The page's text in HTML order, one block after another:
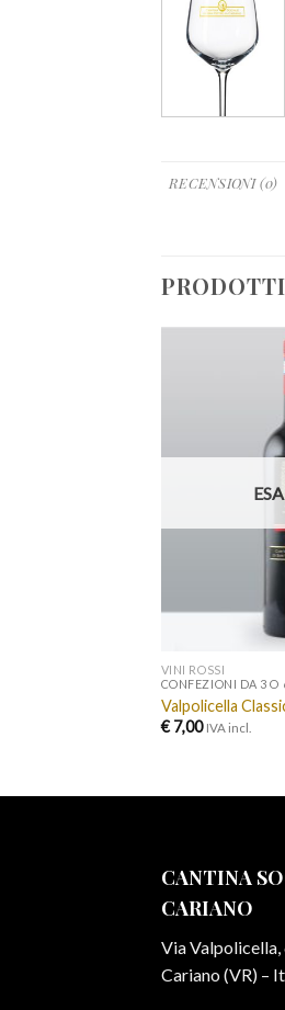
RECENSIONI (0)
VINI ROSSI
CONFEZIONI DA 3 O
Valpolicella
€7,00 IVA incl.
CANTINA
CARIANO
Via Valpolicella,
Cariano (VR) –